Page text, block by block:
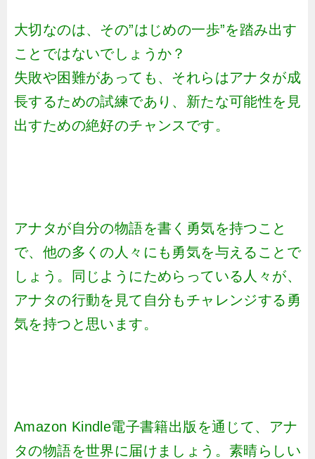
大切なのは、その”はじめの一歩”を踏み出す
ことではないでしょうか？
失敗や困難があっても、それらはアナタが成
長するための試練であり、新たな可能性を見
出すための絶好のチャンスです。
アナタが自分の物語を書く勇気を持つこと
で、他の多くの人々にも勇気を与えることで
しょう。同じようにためらっている人々が、
アナタの行動を見て自分もチャレンジする勇
気を持つと思います。
Amazon Kindle電子書籍出版を通じて、アナ
タの物語を世界に届けましょう。素晴らしい